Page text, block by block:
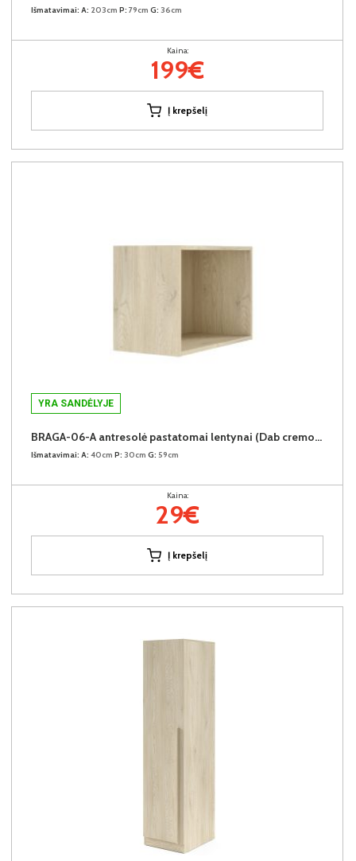
Išmatavimai: A: 203cm P: 79cm G: 36cm
Kaina:
199€
Į krepšelį
YRA SANDĖLYJE
BRAGA-06-A antresolė pastatomai lentynai (Dab cremona)
Išmatavimai: A: 40cm P: 30cm G: 59cm
Kaina:
29€
Į krepšelį